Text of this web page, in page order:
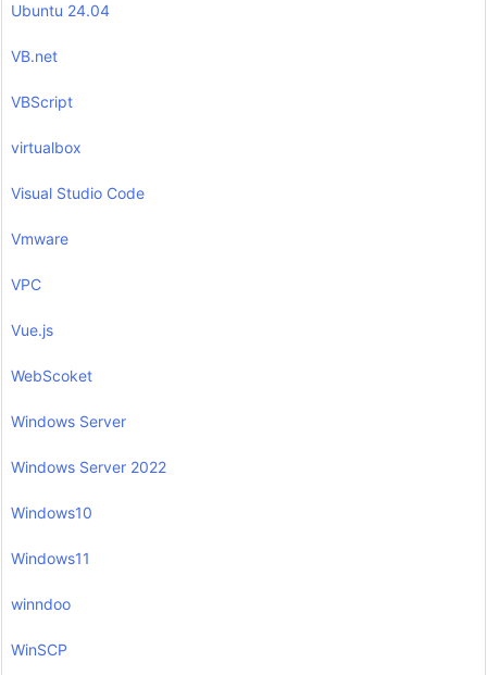
Ubuntu 24.04
VB.net
VBScript
virtualbox
Visual Studio Code
Vmware
VPC
Vue.js
WebScoket
Windows Server
Windows Server 2022
Windows10
Windows11
winndoo
WinSCP